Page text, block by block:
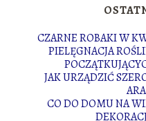
CZARNE ROBAKI W
PIELĘGNACJA
JAK URZĄDZIĆ
CO DO DOMU NA